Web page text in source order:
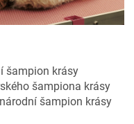
šampion krásy
šampiona krásy
šampion krásy